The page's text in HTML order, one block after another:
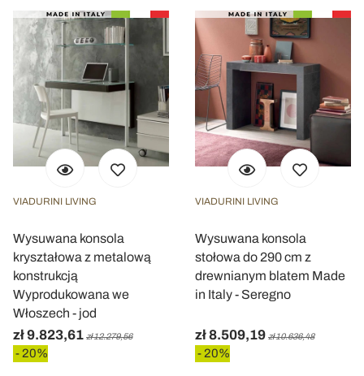
VIADURINI LIVING
Wysuwana konsola
kryształowa z metalową
konstrukcją
Wyprodukowana we
Włoszech - jod
zł 9.823,61 zł 12.279,56
- 20%
VIADURINI LIVING
Wysuwana konsola
stołowa do 290 cm z
drewnianym blatem Made
in Italy - Seregno
zł 8.509,19 zł 10.636,48
- 20%